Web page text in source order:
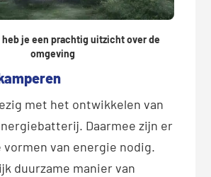
heb je een prachtig uitzicht over de
omgeving
met het ontwikkelen van
Daarmee zijn er
vormen van energie nodig.
duurzame manier van